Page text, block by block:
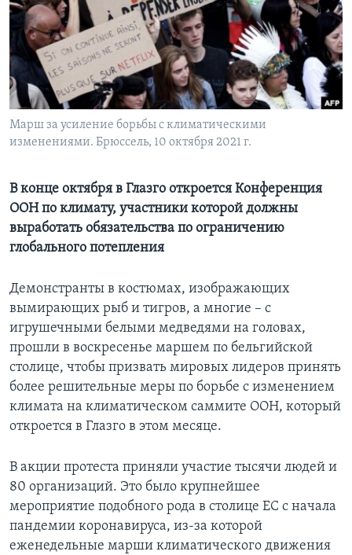
Learning English
СОЦИАЛЬНЫЕ СЕТИ
Языки
Марш за усиление борьбы с климатическими
изменениями. Брюссель, 10 октября 2021 г.
В конце октября в Глазго откроется Конференция
ООН по климату, участники которой должны
выработать обязательства по ограничению
глобального потепления
Демонстранты в костюмах, изображающих
вымирающих рыб и тигров, а многие – с
игрушечными белыми медведями на головах,
прошли в воскресенье маршем по бельгийской
столице, чтобы призвать мировых лидеров принять
более решительные меры по борьбе с изменением
климата на климатическом саммите ООН, который
откроется в Глазго в этом месяце.
В акции протеста приняли участие тысячи людей и
80 организаций. Это было крупнейшее
мероприятие подобного рода в столице ЕС с начала
пандемии коронавируса, из-за которой
еженедельные марши климатического движения